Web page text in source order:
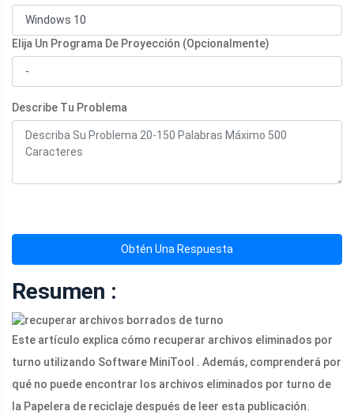
Elija Un Programa De Proyección (Opcionalmente)
Describe Tu Problema
Obtén Una Respuesta
Resumen :
Este artículo explica cómo recuperar archivos eliminados por
turno utilizando Software MiniTool . Además, comprenderá por
qué no puede encontrar los archivos eliminados por turno de
la Papelera de reciclaje después de leer esta publicación.